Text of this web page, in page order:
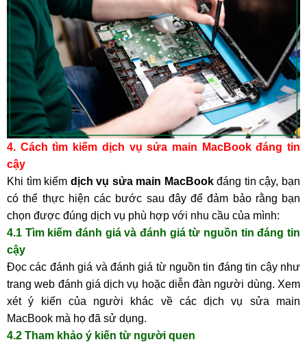
4. Cách tìm kiếm dịch vụ sửa main MacBook đáng tin
cậy
Khi tìm kiếm dịch vụ sửa main MacBookđáng tin cậy, bạn
có thể thực hiện các bước sau đây để đảm bảo rằng bạn
chọn được đúng dịch vụ phù hợp với nhu cầu của mình:
4.1 Tìm kiếm đánh giá và đánh giá từ nguồn tin đáng tin
cậy
Đọc các đánh giá và đánh giá từ nguồn tin đáng tin cậy như
trang web đánh giá dịch vụ hoặc diễn đàn người dùng. Xem
xét ý kiến của người khác về các dịch vụ sửa main
MacBook mà họ đã sử dụng.
4.2 Tham khảo ý kiến từ người quen